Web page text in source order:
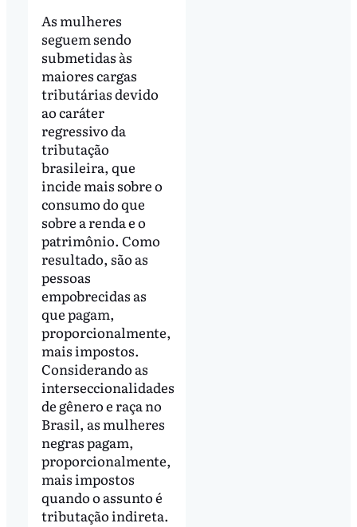
As mulheres
seguem sendo
submetidas às
maiores cargas
tributárias devido
ao caráter
regressivo da
tributação
brasileira, que
incide mais sobre o
consumo do que
sobre a renda e o
patrimônio. Como
resultado, são as
pessoas
empobrecidas as
que pagam,
proporcionalmente,
mais impostos.
Considerando as
interseccionalidades
de gênero e raça no
Brasil, as mulheres
negras pagam,
proporcionalmente,
mais impostos
quando o assunto é
tributação indireta.